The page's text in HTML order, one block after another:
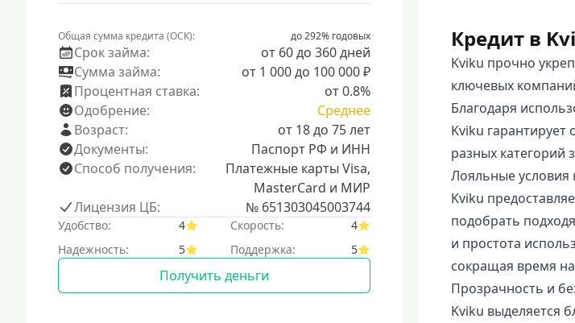
Общая сумма кредита (ОСК): до 292% годовых
Срок займа:
от 60 до 360 дней
Сумма займа:
от 1 000 до 100 000 ₽
Процентная ставка:
от 0.8%
Одобрение:
Среднее
Возраст:
от 18 до 75 лет
Документы:
Паспорт РФ и ИНН
Способ получения:
Платежные карты Visa,
MasterCard и МИР
Лицензия ЦБ:
№ 651303045003744
Удобство: 4 Скорость:
4
Надежность:
5 Поддержка: 5
Получить деньги
Кредит в
Kviku прочно
ключевых
Благодаря
Kviku
разных
Лояльные условия
Kviku
подобрать
и простота
сокращая время
Прозрачность и
Kviku выделяется